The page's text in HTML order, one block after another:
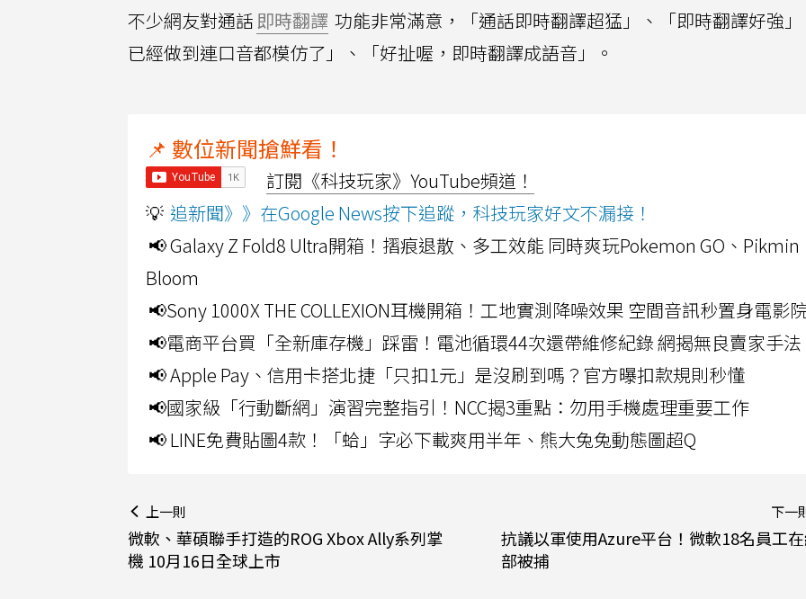
不少網友對通話即時翻譯 功能非常滿意，「通話即時翻譯超猛」、「即時翻譯好強
已經做到連口音都模仿了」、「好扯喔，即時翻譯成語音」。
📌 數位新聞搶鮮看！
訂閱《科技玩家》YouTube頻道！
💡 追新聞》》在Google News按下追蹤，科技玩家好文不漏接！
📢 Galaxy Z Fold8 Ultra開箱！摺痕退散、多工效能 同時爽玩Pokemon GO、Pikmin
Bloom
📢Sony 1000X THE COLLEXION耳機開箱！工地實測降噪效果 空間音訊秒置身電影
📢電商平台買「全新庫存機」踩雷！電池循環44次還帶維修紀錄 網揭無良賣家手法
📢 Apple Pay、信用卡搭北捷「只扣1元」是沒刷到嗎？官方曝扣款規則秒懂
📢國家級「行動斷網」演習完整指引！NCC揭3重點：勿用手機處理重要工作
📢 LINE免費貼圖4款！「蛤」字必下載爽用半年、熊大兔兔動態圖超Q
上一則
微軟、華碩聯手打造的ROG Xbox Ally系列掌
機 10月16日全球上市
下一
抗議以軍使用Azure平台！微軟18名員工
部被捕